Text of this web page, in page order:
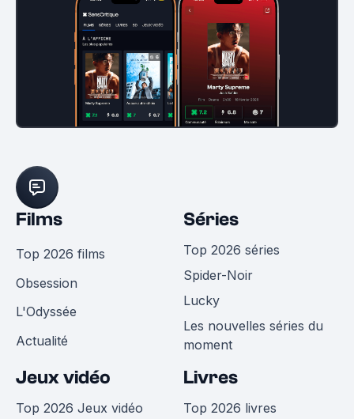
Films
Top 2026 films
Obsession
L'Odyssée
Actualité
Séries
Top 2026 séries
Spider-Noir
Lucky
Les nouvelles séries du
moment
Jeux vidéo
Top 2026 Jeux vidéo
Livres
Top 2026 livres